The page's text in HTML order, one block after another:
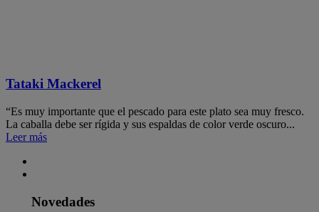
Tataki Mackerel
“Es muy importante que el pescado para este plato sea muy fresco.
La caballa debe ser rígida y sus espaldas de color verde oscuro...
Leer más
Novedades